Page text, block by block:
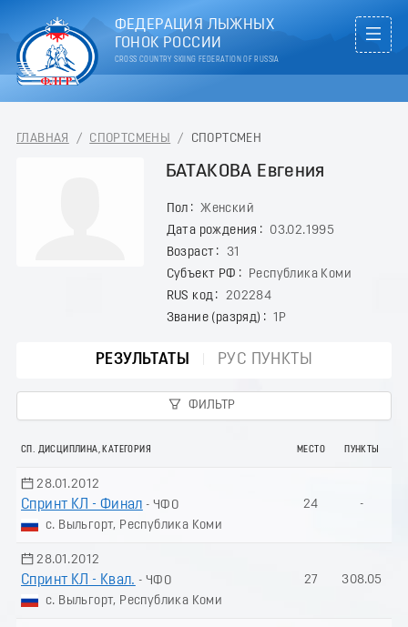
ФЕДЕРАЦИЯ ЛЫЖНЫХ
ГОНОК РОССИИ
CROSS COUNTRY SKIING FEDERATION OF RUSSIA
ГЛАВНАЯ / СПОРТСМЕНЫ / СПОРТСМЕН
БАТАКОВА Евгения
Пол
Женский
Дата рождения
03.02.1995
Возраст
31
Субъект РФ
Республика Коми
RUS код
202284
Звание (разряд)
1Р
РЕЗУЛЬТАТЫ РУС ПУНКТЫ
ФИЛЬТР
СП. ДИСЦИПЛИНА, КАТЕГОРИЯ МЕСТО ПУНКТЫ
28.01.2012
Спринт КЛ - Финал - ЧФО
с. Выльгорт, Республика Коми
24 -
28.01.2012
Спринт КЛ - Квал. - ЧФО
с. Выльгорт, Республика Коми
27 308.05